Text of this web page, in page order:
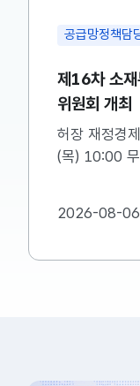
공급망정책담
제16차 소재
위원회 개최
허장 재정경
(목) 10:00
첨부를 참고
2026-08-06